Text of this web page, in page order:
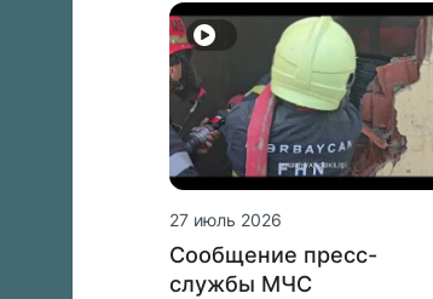
27 июль 2026
Сообщение пресс-
службы МЧС